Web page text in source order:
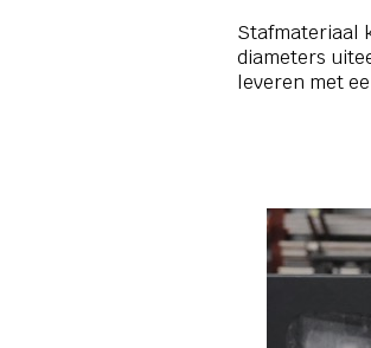
Stafmateriaal
diameters
leveren met